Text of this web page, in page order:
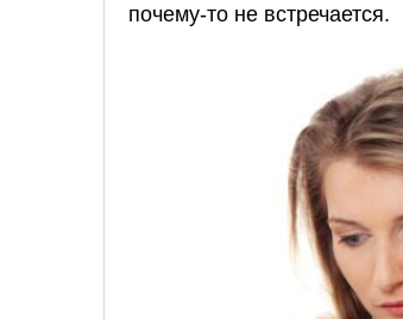
почему-то не встречается.